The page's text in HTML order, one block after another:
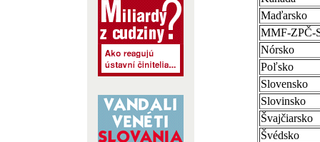
Maďarsko
MMF-ZPČ-
Nórsko
Poľsko
Slovensko
Slovinsko
Švajčiarsko
Švédsko